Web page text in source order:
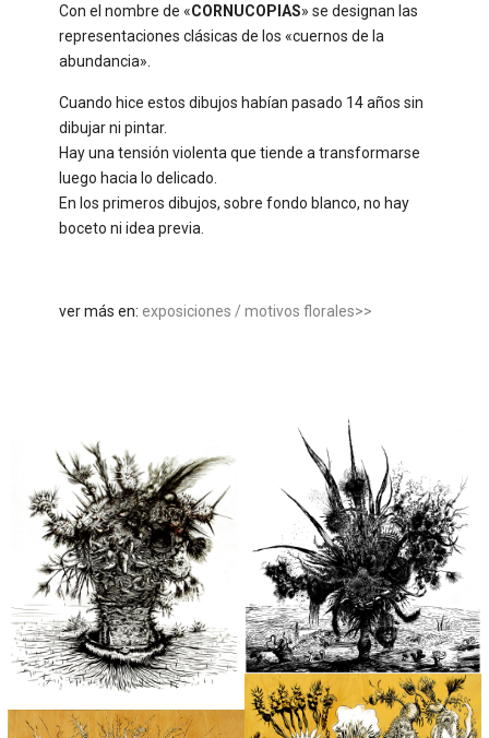
Con el nombre de «CORNUCOPIAS» se designan las
representaciones clásicas de los «cuernos de la
abundancia».
Cuando hice estos dibujos habían pasado 14 años sin
dibujar ni pintar.
Hay una tensión violenta que tiende a transformarse
luego hacia lo delicado.
En los primeros dibujos, sobre fondo blanco, no hay
boceto ni idea previa.
ver más en: exposiciones / motivos florales>>